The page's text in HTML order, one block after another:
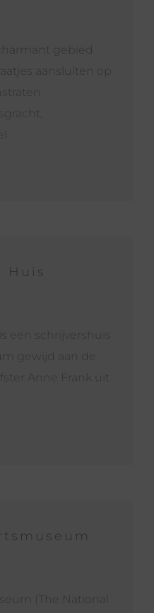
gebied
aansluiten op
Huis
een schrijvershuis
gewijd aan de
Anne Frank uit
(The National